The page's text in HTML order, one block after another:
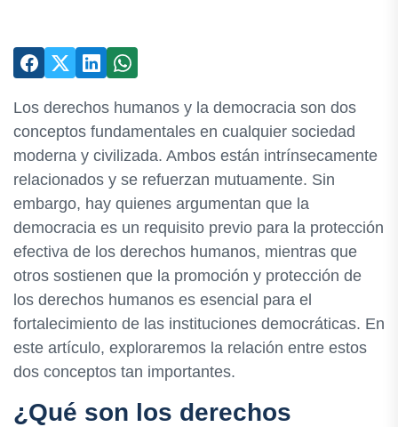
Los derechos humanos y la democracia son dos
conceptos fundamentales en cualquier sociedad
moderna y civilizada. Ambos están intrínsecamente
relacionados y se refuerzan mutuamente. Sin
embargo, hay quienes argumentan que la
democracia es un requisito previo para la protección
efectiva de los derechos humanos, mientras que
otros sostienen que la promoción y protección de
los derechos humanos es esencial para el
fortalecimiento de las instituciones democráticas. En
este artículo, exploraremos la relación entre estos
dos conceptos tan importantes.
¿Qué son los derechos